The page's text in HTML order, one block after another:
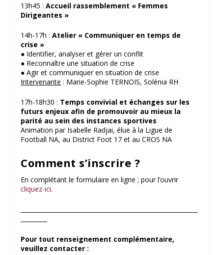
13h45 :Accueil rassemblement « Femmes
Dirigeantes »
14h-17h :Atelier « Communiquer en temps de
crise »
● Identifier, analyser et gérer un conflit
● Reconnaître une situation de crise
●Agir et communiquer en situation de crise
Intervenante : Marie-Sophie TERNOIS, Solénia RH
17h-18h30 : Temps convivial et échanges sur les
futurs enjeux afin de promouvoir au mieux la
parité au sein des instances sportives
Animation par Isabelle Radjai, élue à la Ligue de
Football NA, au District Foot 17 et au CROS NA
Comment s’inscrire ?
En complétant le formulaire en ligne ; pour l’ouvrir
cliquez-ici.
Pour tout renseignement complémentaire,
veuillez contacter :